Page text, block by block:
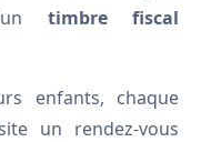
timbre fiscal
enfants, chaque
un rendez-vous